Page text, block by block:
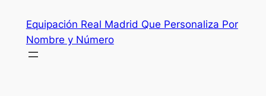
contenido
Equipación Real Madrid Que Personaliza Por
Nombre y Número